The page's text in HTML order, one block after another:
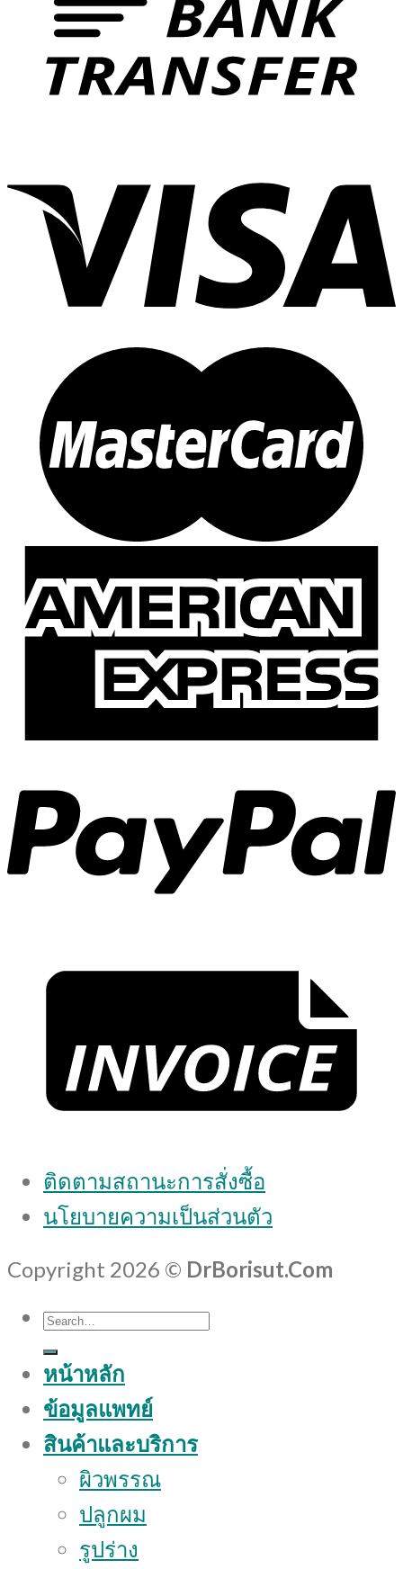
ติดตามสถานะการสั่งซื้อ
นโยบายความเป็นส่วนตัว
Copyright 2026 © DrBorisut.Com
Search
หน้าหลัก
ข้อมูลแพทย์
สินค้าและบริการ
ผิวพรรณ
ปลูกผม
รูปร่าง